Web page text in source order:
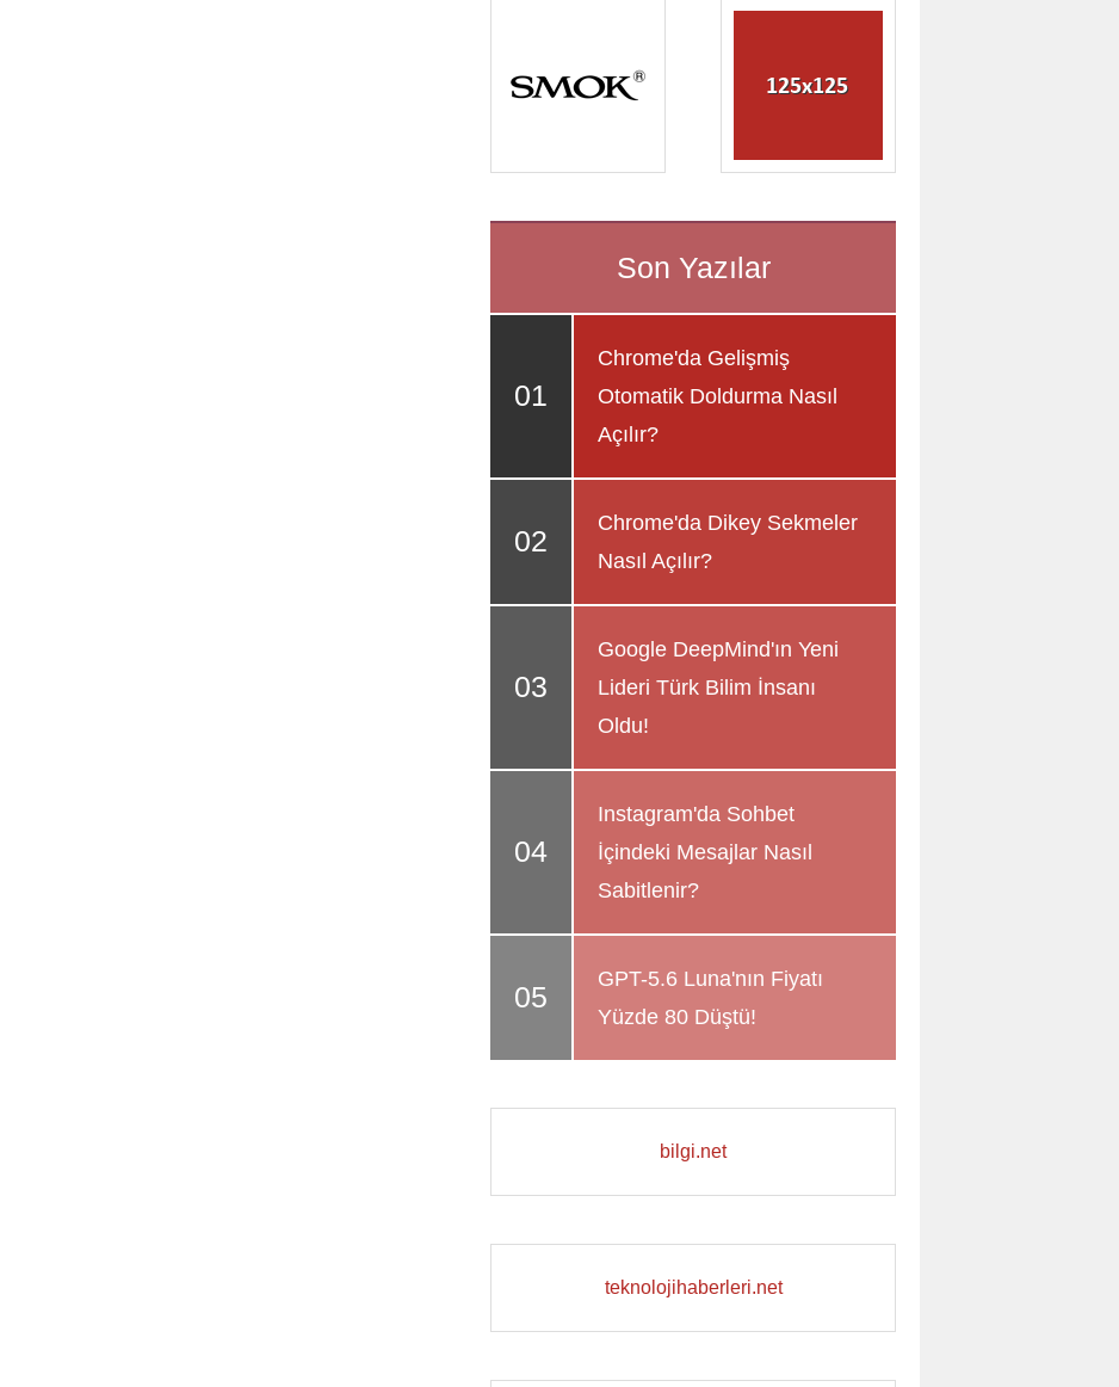
Chrome'da Gelişmiş
Otomatik Doldurma Nasıl
Açılır?
Chrome'da Dikey Sekmeler
Nasıl Açılır?
Google DeepMind'ın Yeni
Lideri Türk Bilim İnsanı
Oldu!
Instagram'da Sohbet
İçindeki Mesajlar Nasıl
Sabitlenir?
GPT-5.6 Luna'nın Fiyatı
Yüzde 80 Düştü!
bilgi.net
teknolojihaberleri.net